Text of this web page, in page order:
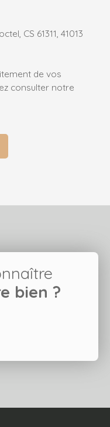
CS 61311, 41013
de vos
consulter notre
bien ?